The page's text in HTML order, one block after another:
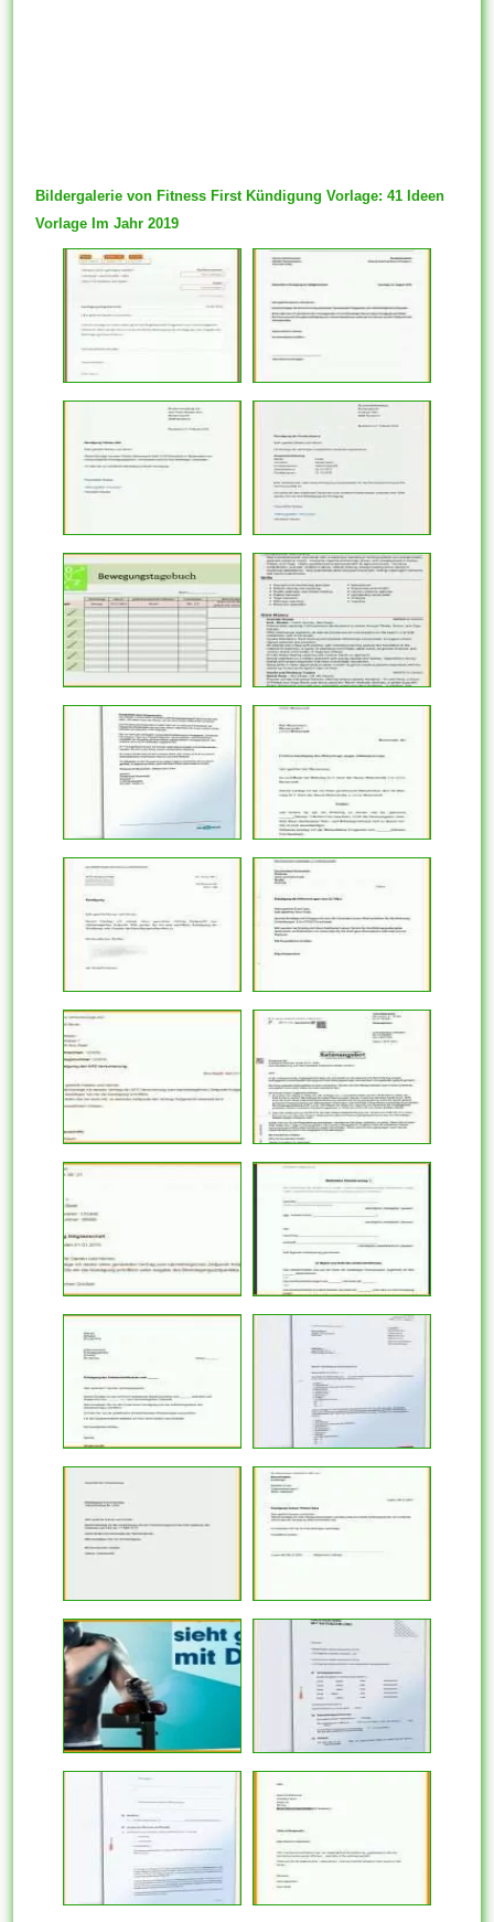
Bildergalerie von Fitness First Kündigung Vorlage: 41 Ideen
Vorlage Im Jahr 2019